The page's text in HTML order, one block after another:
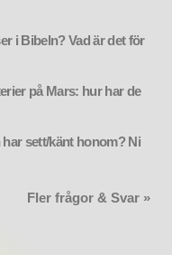
i Bibeln? Vad är det för
på Mars: hur har de
sett/känt honom? Ni
Fler frågor & Svar »